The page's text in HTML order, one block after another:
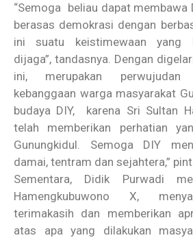
“Semoga beliau dapat membawa
berasas demokrasi dengan
ini suatu keistimewaan yang
dijaga”, tandasnya. Dengan
ini, merupakan
kebanggaan warga masyarakat
budaya DIY, karena Sri Sultan
telah memberikan perhatian
Gunungkidul. Semoga DIY
damai, tentram dan sejahtera,”
Sementara, Didik Purwadi
Hamengkubuwono X,
terimakasih dan memberikan
atas apa yang dilakukan